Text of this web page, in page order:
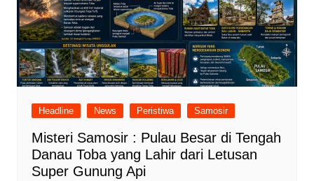
Headline News Peristiwa Samosir
Misteri Samosir : Pulau Besar di Tengah
Danau Toba yang Lahir dari Letusan
Super Gunung Api